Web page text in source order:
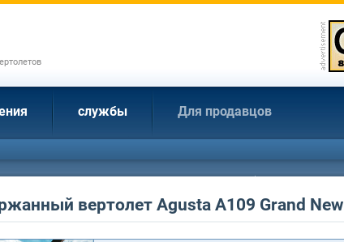
службы Для продавцов
вертолет Agusta A109 Grand New